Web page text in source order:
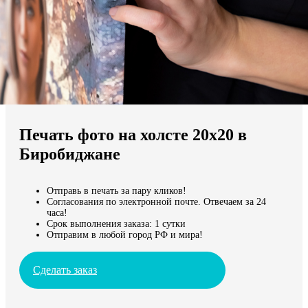
Мы доставляем по всему миру
Продолжить без города
Печать фото на холсте 20х20 в
Биробиджане
Отправь в печать за пару кликов!
Согласования по электронной почте. Отвечаем за 24
часа!
Срок выполнения заказа: 1 сутки
Отправим в любой город РФ и мира!
Сделать заказ